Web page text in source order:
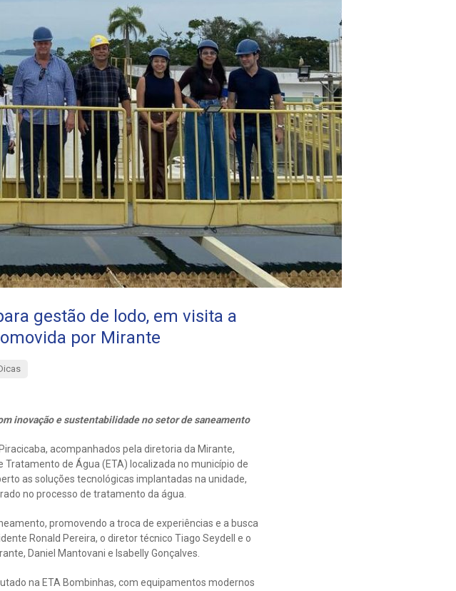
gestão de lodo, em visita a
por Mirante
inovação e sustentabilidade no setor de saneamento
acompanhados pela diretoria da Mirante,
de Água (ETA) localizada no município de
as soluções tecnológicas implantadas na unidade,
no processo de tratamento da água.
promovendo a troca de experiências e a busca
Ronald Pereira, o diretor técnico Tiago Seydell e o
Daniel Mantovani e Isabelly Gonçalves.
na ETA Bombinhas, com equipamentos modernos